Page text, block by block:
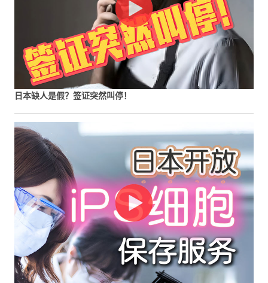
日本缺人是假？签证突然叫停！